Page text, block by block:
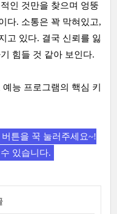
인 것만을 찾으며 엉뚱
다. 소통은 꽉 막혀있고,
고 있다. 결국 신뢰를 잃
힘들 것 같아 보인다.
능 프로그램의 핵심 키
버튼을 꾹 눌러주세요~!
있습니다.